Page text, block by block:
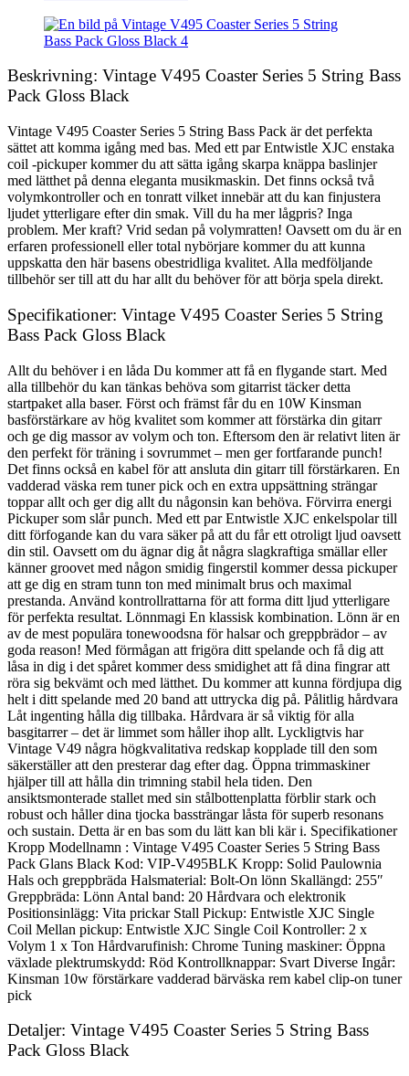
Beskrivning: Vintage V495 Coaster Series 5 String Bass
Pack Gloss Black
Vintage V495 Coaster Series 5 String Bass Pack är det perfekta
sättet att komma igång med bas. Med ett par Entwistle XJC enstaka
coil -pickuper kommer du att sätta igång skarpa knäppa baslinjer
med lätthet på denna eleganta musikmaskin. Det finns också två
volymkontroller och en tonratt vilket innebär att du kan finjustera
ljudet ytterligare efter din smak. Vill du ha mer lågpris? Inga
problem. Mer kraft? Vrid sedan på volymratten! Oavsett om du är en
erfaren professionell eller total nybörjare kommer du att kunna
uppskatta den här basens obestridliga kvalitet. Alla medföljande
tillbehör ser till att du har allt du behöver för att börja spela direkt.
Specifikationer: Vintage V495 Coaster Series 5 String
Bass Pack Gloss Black
Allt du behöver i en låda Du kommer att få en flygande start. Med
alla tillbehör du kan tänkas behöva som gitarrist täcker detta
startpaket alla baser. Först och främst får du en 10W Kinsman
basförstärkare av hög kvalitet som kommer att förstärka din gitarr
och ge dig massor av volym och ton. Eftersom den är relativt liten är
den perfekt för träning i sovrummet – men ger fortfarande punch!
Det finns också en kabel för att ansluta din gitarr till förstärkaren. En
vadderad väska rem tuner pick och en extra uppsättning strängar
toppar allt och ger dig allt du någonsin kan behöva. Förvirra energi
Pickuper som slår punch. Med ett par Entwistle XJC enkelspolar till
ditt förfogande kan du vara säker på att du får ett otroligt ljud oavsett
din stil. Oavsett om du ägnar dig åt några slagkraftiga smällar eller
känner groovet med någon smidig fingerstil kommer dessa pickuper
att ge dig en stram tunn ton med minimalt brus och maximal
prestanda. Använd kontrollrattarna för att forma ditt ljud ytterligare
för perfekta resultat. Lönnmagi En klassisk kombination. Lönn är en
av de mest populära tonewoodsna för halsar och greppbrädor – av
goda reason! Med förmågan att frigöra ditt spelande och få dig att
låsa in dig i det spåret kommer dess smidighet att få dina fingrar att
röra sig bekvämt och med lätthet. Du kommer att kunna fördjupa dig
helt i ditt spelande med 20 band att uttrycka dig på. Pålitlig hårdvara
Låt ingenting hålla dig tillbaka. Hårdvara är så viktig för alla
basgitarrer – det är limmet som håller ihop allt. Lyckligtvis har
Vintage V49 några högkvalitativa redskap kopplade till den som
säkerställer att den presterar dag efter dag. Öppna trimmaskiner
hjälper till att hålla din trimning stabil hela tiden. Den
ansiktsmonterade stallet med sin stålbottenplatta förblir stark och
robust och håller dina tjocka bassträngar låsta för superb resonans
och sustain. Detta är en bas som du lätt kan bli kär i. Specifikationer
Kropp Modellnamn : Vintage V495 Coaster Series 5 String Bass
Pack Glans Black Kod: VIP-V495BLK Kropp: Solid Paulownia
Hals och greppbräda Halsmaterial: Bolt-On lönn Skallängd: 255″
Greppbräda: Lönn Antal band: 20 Hårdvara och elektronik
Positionsinlägg: Vita prickar Stall Pickup: Entwistle XJC Single
Coil Mellan pickup: Entwistle XJC Single Coil Kontroller: 2 x
Volym 1 x Ton Hårdvarufinish: Chrome Tuning maskiner: Öppna
växlade plektrumskydd: Röd Kontrollknappar: Svart Diverse Ingår:
Kinsman 10w förstärkare vadderad bärväska rem kabel clip-on tuner
pick
Detaljer: Vintage V495 Coaster Series 5 String Bass
Pack Gloss Black